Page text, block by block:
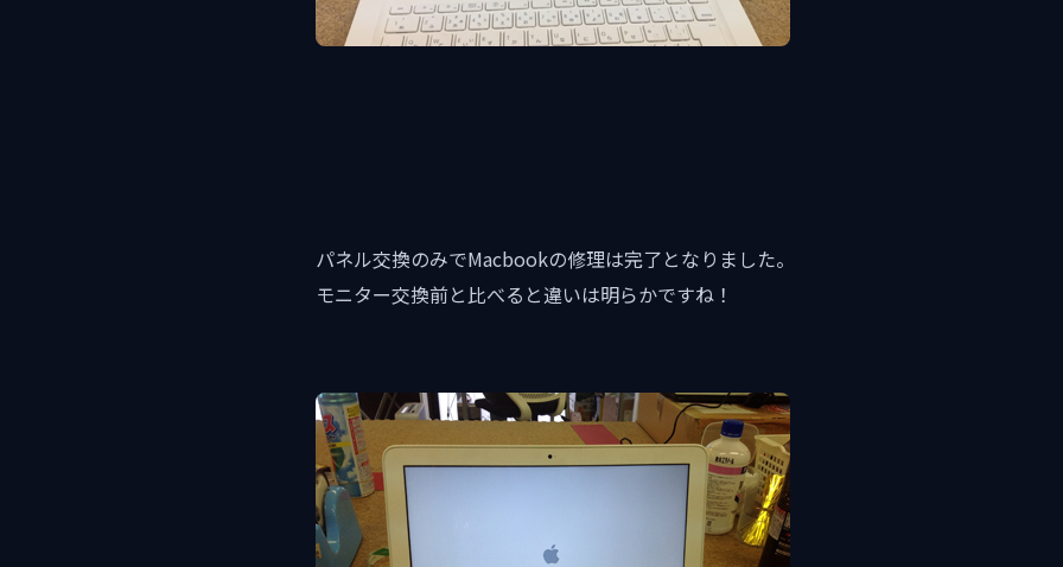
パネル交換のみでMacbookの修理は完了となりました。
モニター交換前と比べると違いは明らかですね！